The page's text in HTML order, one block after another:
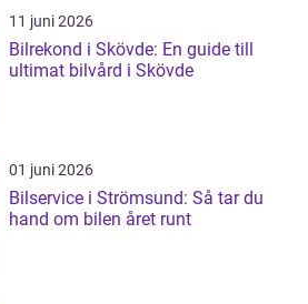
11 juni 2026
Bilrekond i Skövde: En guide till
ultimat bilvård i Skövde
01 juni 2026
Bilservice i Strömsund: Så tar du
hand om bilen året runt